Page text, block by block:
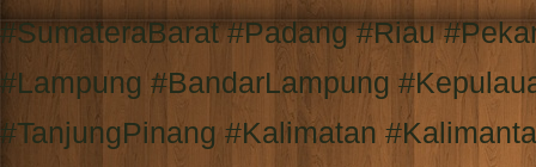
#SumateraBarat #Padang #Riau
#Lampung #BandarLampung
#TanjungPinang #Kalimatan